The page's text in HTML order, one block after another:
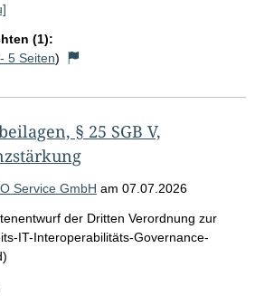
(1):
5 Seiten)
§ 25 SGB V,
Service GmbH am 07.07.2026
der Dritten Verordnung zur
IT-Interoperabilitäts-Governance-